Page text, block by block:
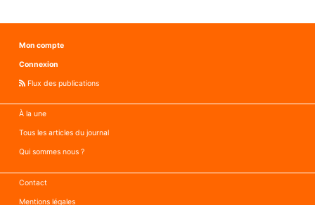
Mon compte
Connexion
Flux des publications
À la une
Tous les articles du journal
Qui sommes nous ?
Contact
Mentions légales